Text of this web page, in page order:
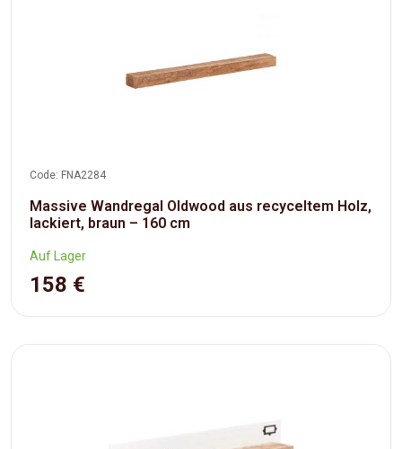
Code: FNA2284
Massive Wandregal Oldwood aus recyceltem Holz,
lackiert, braun – 160 cm
Auf Lager
158 €